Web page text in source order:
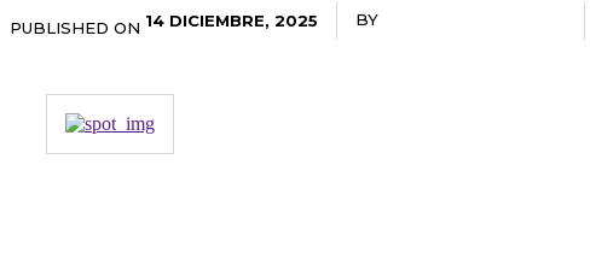
PUBLISHED ON 14 DICIEMBRE, 2025 BY